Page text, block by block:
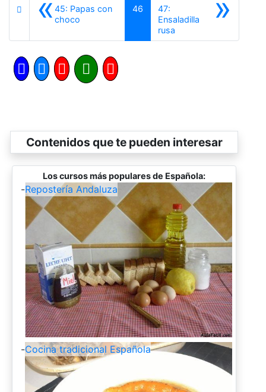
45: Papas con
choco
46
47:
Ensaladilla
rusa
Contenidos que te pueden interesar
Los cursos más populares de Española:
-Repostería Andaluza
-Cocina tradicional Española